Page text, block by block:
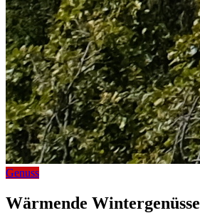
Genuss
Wärmende Wintergenüsse